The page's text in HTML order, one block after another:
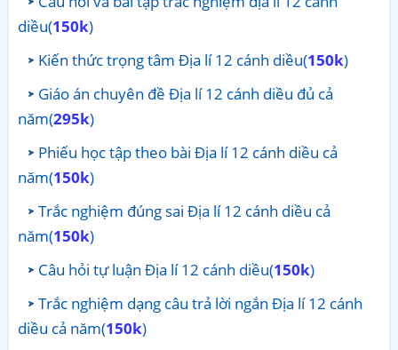
diều(150k)
Kiến thức trọng tâm Địa lí 12 cánh diều(150k)
Giáo án chuyên đề Địa lí 12 cánh diều đủ cả
năm(295k)
Phiếu học tập theo bài Địa lí 12 cánh diều cả
năm(150k)
Trắc nghiệm đúng sai Địa lí 12 cánh diều cả
năm(150k)
Câu hỏi tự luận Địa lí 12 cánh diều(150k)
Trắc nghiệm dạng câu trả lời ngắn Địa lí 12 cánh
diều cả năm(150k)